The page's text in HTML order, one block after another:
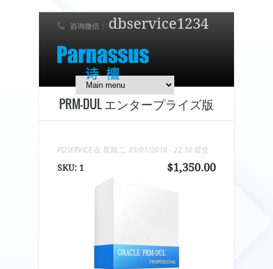
咨询微信： dbservice1234
7 x 24 在线支持！
简体中文 日本語
PRM-DUL エンタープライズ版
PDSERVICE在 星期二, 03/01/2016 - 22:50 提交
$1,350.00
SKU: 1